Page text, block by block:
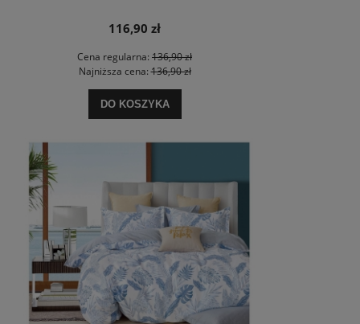
116,90 zł
Cena regularna: 136,90 zł
Najniższa cena:136,90 zł
DO KOSZYKA